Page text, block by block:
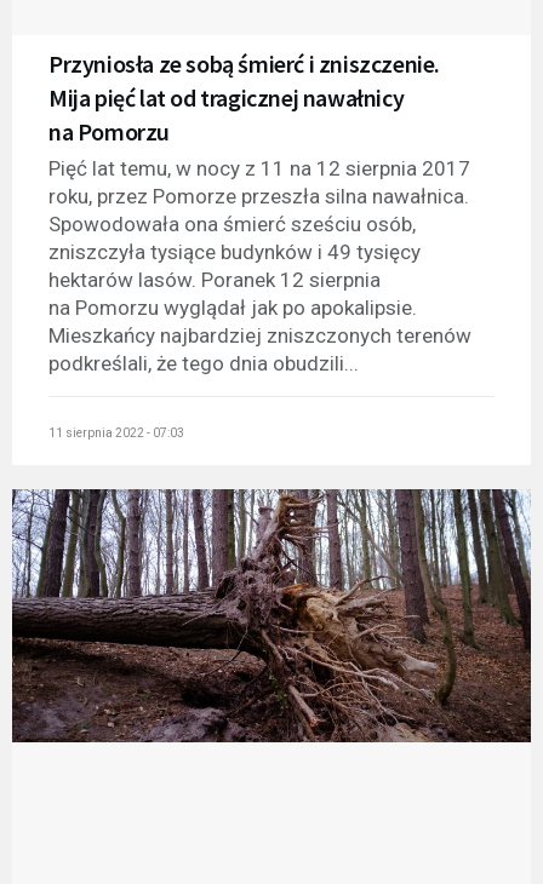
Przyniosła ze sobą śmierć i zniszczenie.
Mija pięć lat od tragicznej nawałnicy
na Pomorzu
Pięć lat temu, w nocy z 11 na 12 sierpnia 2017
roku, przez Pomorze przeszła silna nawałnica.
Spowodowała ona śmierć sześciu osób,
zniszczyła tysiące budynków i 49 tysięcy
hektarów lasów. Poranek 12 sierpnia
na Pomorzu wyglądał jak po apokalipsie.
Mieszkańcy najbardziej zniszczonych terenów
podkreślali, że tego dnia obudzili...
11 sierpnia 2022 - 07:03